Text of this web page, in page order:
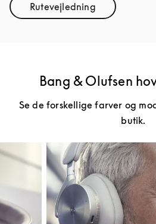
RutevejledningLink Opens in New
Bang & Olufsen
Se de forskellige farver og
butik.